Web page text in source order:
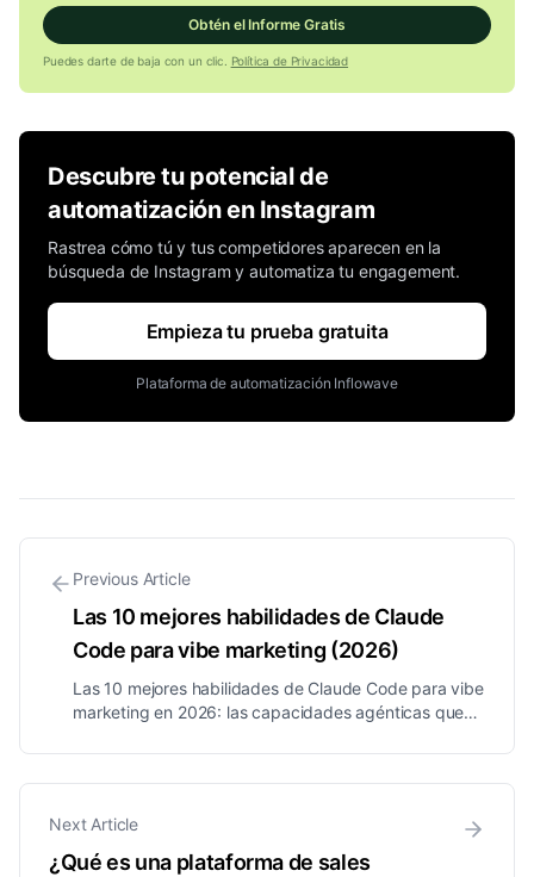
Obtén el Informe Gratis
Puedes darte de baja con un clic. Política de Privacidad
Descubre tu potencial de
automatización en Instagram
Rastrea cómo tú y tus competidores aparecen en la
búsqueda de Instagram y automatiza tu engagement.
Empieza tu prueba gratuita
Plataforma de automatización Inflowave
Previous Article
Las 10 mejores habilidades de Claude
Code para vibe marketing (2026)
Las 10 mejores habilidades de Claude Code para vibe
marketing en 2026: las capacidades agénticas que
prospección, creatividades, workflows y reporting de
cada cliente solo hablando con una IA.
Next Article
¿Qué es una plataforma de sales